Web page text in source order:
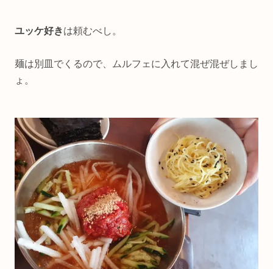
ユッケ好きは頼むべし。
麺は別皿でくるので、ムルフェに入れて混ぜ混ぜしまし
ょ。